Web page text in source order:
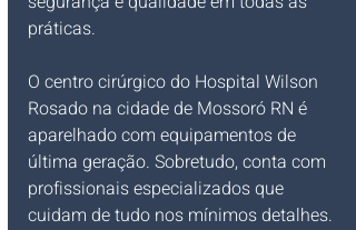
práticas.
O centro cirúrgico do Hospital Wilson
Rosado na cidade de Mossoró RN é
aparelhado com equipamentos de
última geração. Sobretudo, conta com
profissionais especializados que
cuidam de tudo nos mínimos detalhes.